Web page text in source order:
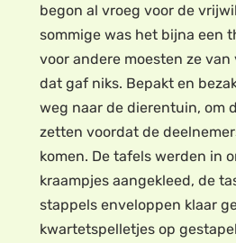
begon al vroeg voor de
sommige was het bijna een
voor andere moesten ze van
dat gaf niks. Bepakt en
weg naar de dierentuin, om
zetten voordat de
komen. De tafels werden in
kraampjes aangekleed, de
stappels enveloppen klaar
kwartetspelletjes op